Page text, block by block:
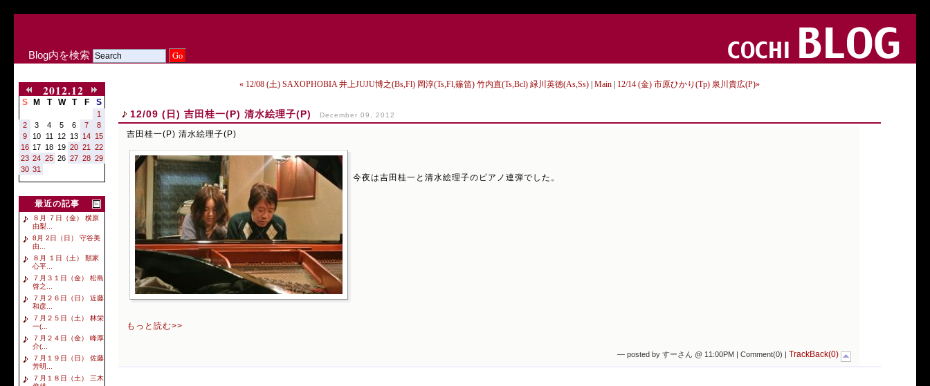
Blog内を検索
2012.12
S M T W T F S
1
2
3 4 5 6 7
8
9
10 11 12 13 14 15
16 17 18 19 20 21
22
23 24 25 26 27 28 29
30 31
最近の記事
８月 ７日（金） 横原
由梨...
8月 2日（日） 守谷美
由...
８月 １日（土） 類家
心平...
７月３１日（金） 松島
啓之...
７月２６日（日） 近藤
和彦...
７月２５日（土） 林栄
一(...
７月２４日（金） 峰厚
介(...
７月１９日（日） 佐藤
芳明...
７月１８日（土） 三木
« 12/08 (土) SAXOPHOBIA 井上JUJU博之(Bs,Fl) 岡淳(Ts,Fl,篠笛) 竹内直(Ts,Bcl) 緑川英徳(As,Ss) Main 12/14 (金) 市原ひかり(Tp) 泉川貴広(P)»
12/09 (日) 吉田桂一(P) 清水絵理子(P) December 09, 2012
吉田桂一(P) 清水絵理子(P)
今夜は吉田桂一と清水絵理子のピアノ連弾でした。
もっと読む>>
— posted by すーさん @ 11:00PM | Comment(0) TrackBack(0)